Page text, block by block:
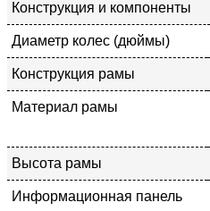
Конструкция и компоненты
Диаметр колес (дюймы)
Конструкция рамы
Материал рамы
Высота рамы
Информационная панель